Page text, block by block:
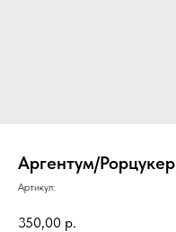
Аргентум/Рорцукер
Артикул:
350,00 р.